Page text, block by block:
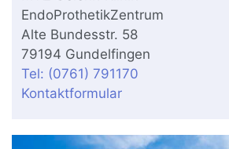
EndoProthetikZentrum
Alte Bundesstr. 58
79194 Gundelfingen
Tel: (0761) 791170
Kontaktformular